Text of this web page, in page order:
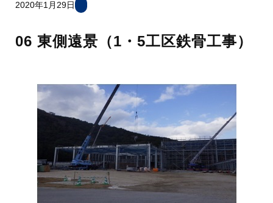
2020年1月29日
06 東側遠景（1・5工区鉄骨工事）